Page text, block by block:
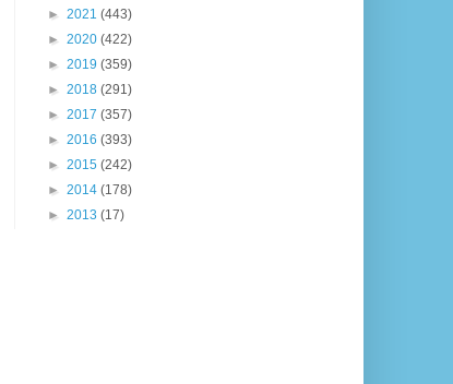
► 2021 (443)
► 2020 (422)
► 2019 (359)
► 2018 (291)
► 2017 (357)
► 2016 (393)
► 2015 (242)
► 2014 (178)
► 2013 (17)